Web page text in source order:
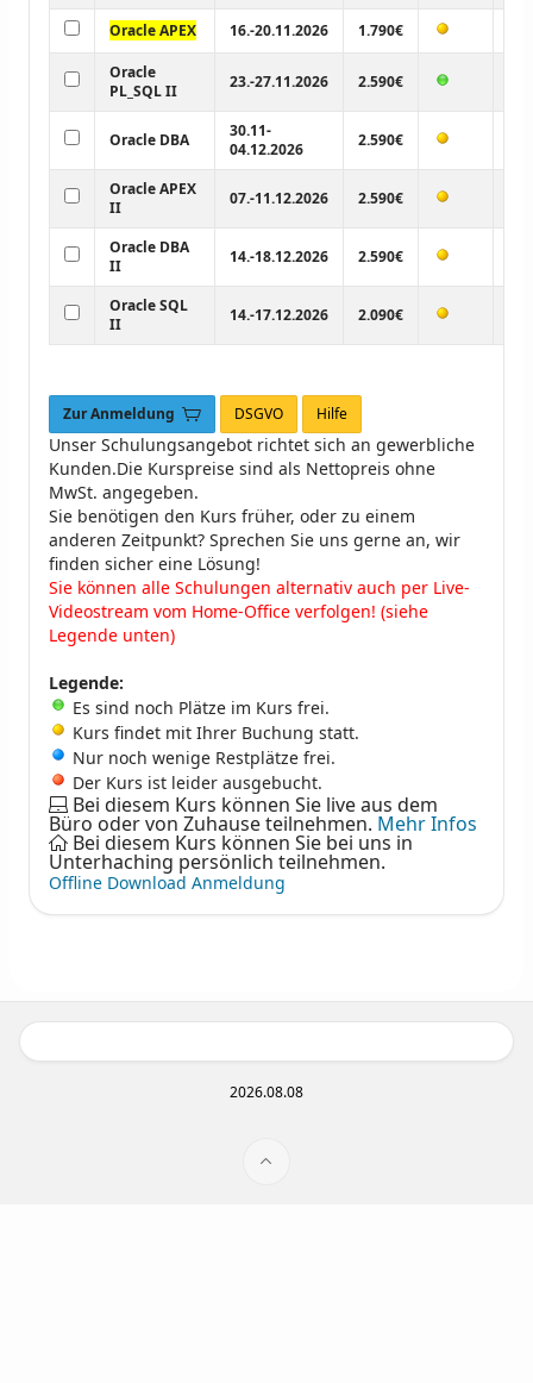
Oracle APEX 16.-20.11.2026 1.790€
Oracle
PL_SQL II
23.-27.11.2026 2.590€
Oracle DBA
30.11-
04.12.2026
2.590€
Oracle APEX
II
07.-11.12.2026 2.590€
Oracle DBA
II
14.-18.12.2026 2.590€
Oracle SQL
II
14.-17.12.2026 2.090€
Zur Anmeldung DSGVO Hilfe
Unser Schulungsangebot richtet sich an gewerbliche
Kunden.Die Kurspreise sind als Nettopreis ohne
MwSt. angegeben.
Sie benötigen den Kurs früher, oder zu einem
anderen Zeitpunkt? Sprechen Sie uns gerne an, wir
finden sicher eine Lösung!
Sie können alle Schulungen alternativ auch per Live-
Videostream vom Home-Office verfolgen! (siehe
Legende unten)
Legende:
Es sind noch Plätze im Kurs frei.
Kurs findet mit Ihrer Buchung statt.
Nur noch wenige Restplätze frei.
Der Kurs ist leider ausgebucht.
Bei diesem Kurs können Sie live aus dem
Büro oder von Zuhause teilnehmen. Mehr Infos
Bei diesem Kurs können Sie bei uns in
Unterhaching persönlich teilnehmen.
Offline Download Anmeldung
2026.08.08